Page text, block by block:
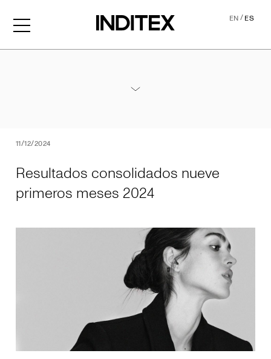
EN/ES
11/12/2024
Resultados consolidados nueve
primeros meses 2024